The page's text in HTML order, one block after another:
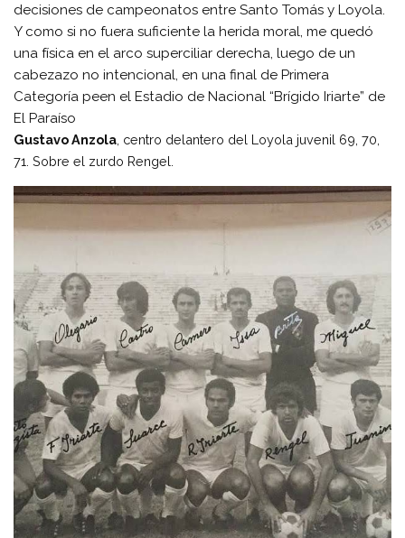
decisiones de campeonatos entre Santo Tomás y Loyola.
Y como si no fuera suficiente la herida moral, me quedó
una física en el arco superciliar derecha, luego de un
cabezazo no intencional, en una final de Primera
Categoría peen el Estadio de Nacional “Brígido Iriarte” de
El Paraíso
Gustavo Anzola , centro delantero del Loyola juvenil 69, 70,
71. Sobre el zurdo Rengel.